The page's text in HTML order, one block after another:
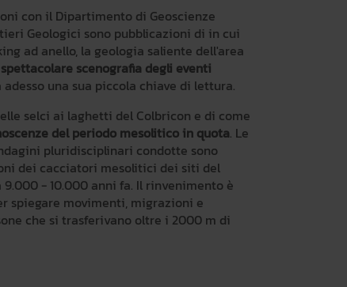
con il Dipartimento di Geoscienze
Geologici sono pubblicazioni di in cui
ad anello, la geologia saliente dell'area
spettacolare scenografia degli eventi
una sua piccola chiave di lettura.
selci ai laghetti del Colbricon e di come
del periodo mesolitico in quota. Le
pluridisciplinari condotte sono
dei cacciatori mesolitici dei siti del
9.000 - 10.000 anni fa. Il rinvenimento è
spiegare movimenti, migrazioni e
che si trasferivano oltre i 2000 m di